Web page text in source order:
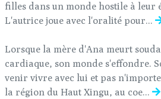
filles dans un monde hostile à leur
L'autrice joue avec l'oralité pour...
Lorsque la mère d'Ana meurt
cardiaque, son monde s'effondre.
venir vivre avec lui et pas
la région du Haut Xingu, au coe...